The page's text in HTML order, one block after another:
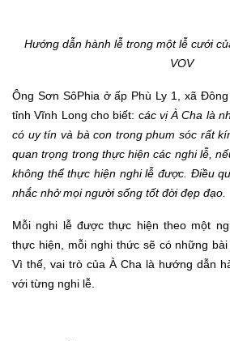
Hướng dẫn hành lễ trong một lễ cưới
VOV
Ông Sơn SôPhia ở ấp Phù Ly 1, xã
tỉnh Vĩnh Long cho biết: các vị À Cha là
có uy tín và bà con trong phum sóc rất
quan trọng trong thực hiện các nghi lễ,
không thể thực hiện nghi lễ được. Điều
nhắc nhở mọi người sống tốt đời đẹp đạo.
Mỗi nghi lễ được thực hiện theo một
thực hiện, mỗi nghi thức sẽ có những
Vì thế, vai trò của À Cha là hướng dẫn
với từng nghi lễ.